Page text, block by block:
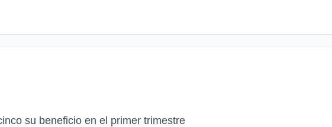
su beneficio en el primer trimestre